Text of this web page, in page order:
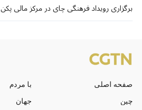
برگزاری رویداد فرهنگی چای در مرکز مالی پکن
صفحه اصلی
با مردم
چین
جهان